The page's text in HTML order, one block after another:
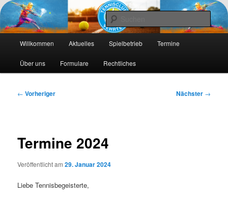
Tennis-Vehrte
Die Webseite des Tennisclub Vehrte e. V.
Zum
primären
Zum
sekundären
Willkommen Aktuelles Spielbetrieb Termine
Über uns Formulare Rechtliches
Beitragsnavigation
← Vorheriger Nächster →
Termine 2024
Veröffentlicht am29. Januar 2024
Liebe Tennisbegeisterte,